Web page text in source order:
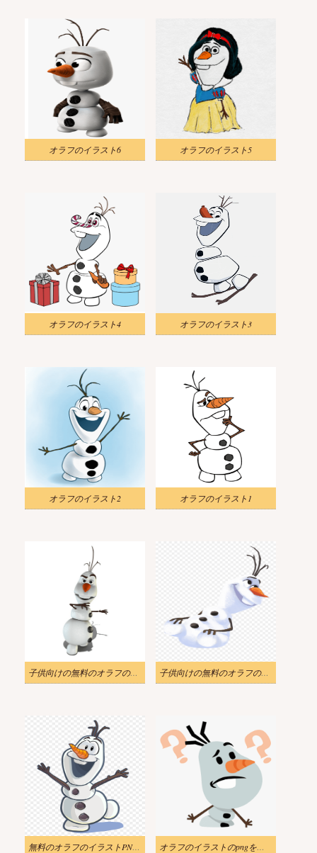
オラフのイラスト6 オラフのイラスト5
オラフのイラスト4 オラフのイラスト3
オラフのイラスト2 オラフのイラスト1
子供向けの無料のオラフのイラストPNG 子供向けの無料のオラフのイラストPNG
無料のオラフのイラストPNG画像 オラフのイラストのpngを無料でダウンロード